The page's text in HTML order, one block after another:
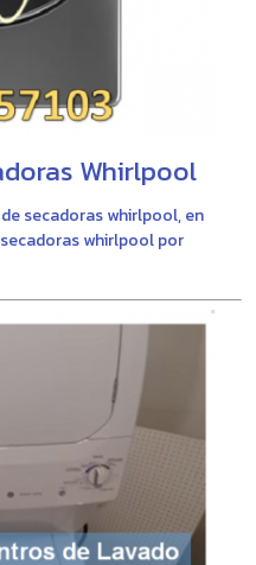
Whirlpool
secadoras whirlpool, en
whirlpool por